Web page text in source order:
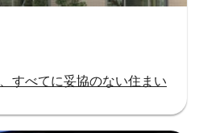
すべてに妥協のない住まい